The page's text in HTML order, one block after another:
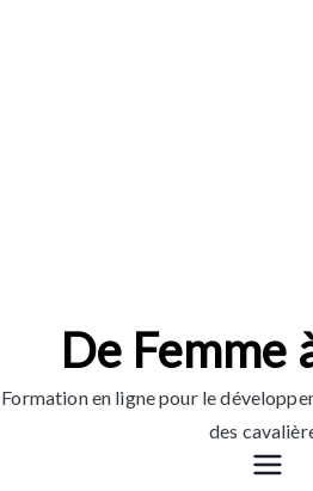
De Femme
Formation en ligne pour le
des